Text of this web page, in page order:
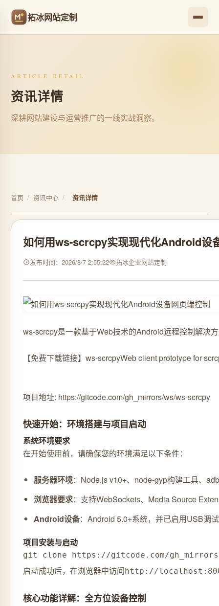
拓冰网站定制
ARTICLE DETAIL
资讯详情
深耕网站建设与运营推广的一线实战洞察。
首页 / 资讯中心 / 资讯详情
如何用ws-scrcpy实现现代化Android设
发布时间：2026/8/7 2:55:22 拓冰企业网站定制
ws-scrcpy是一款基于Web技术的Android远程控制解决
【免费下载链接】ws-scrcpyWeb client prototype for
项目地址: https://gitcode.com/gh_mirrors/ws/ws-scrcpy
快速开始：环境搭建与项目启动
系统环境要求
在开始使用前，请确保您的环境满足以下条件：
服务器环境：Node.js v10+、node-gyp构建工具、
浏览器要求：支持WebSockets、Media Source
Android设备：Android 5.0+系统，并已启用USB调
项目安装与启动
git clone https://gitcode.com/
启动成功后，在浏览器中访问http://
核心功能详解：全方位设备控制